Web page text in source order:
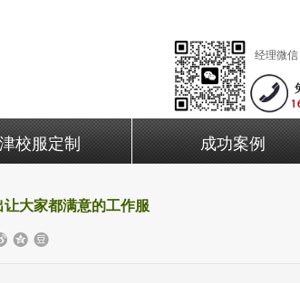
经理微
校服定制 成功案例
大家都满意的工作服